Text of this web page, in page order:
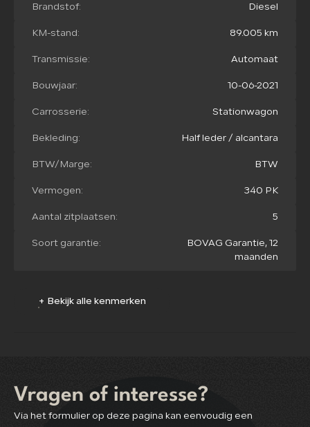
Brandstof: Diesel
KM-stand: 89.005 km
Transmissie: Automaat
Bouwjaar: 10-06-2021
Carrosserie: Stationwagon
Bekleding: Half leder / alcantara
BTW/Marge: BTW
Vermogen: 340 PK
Aantal zitplaatsen: 5
Soort garantie:
BOVAG Garantie, 12
maanden
+ Bekijk alle kenmerken
Vragen of interesse?
Via het formulier op deze pagina kan eenvoudig een